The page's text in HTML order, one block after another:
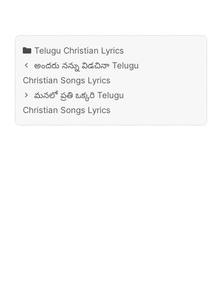
Categories
Telugu Christian Lyrics
అందరు నన్ను విడచినా Telugu
Christian Songs Lyrics
మనలో ప్రతి ఒక్కరి Telugu
Christian Songs Lyrics